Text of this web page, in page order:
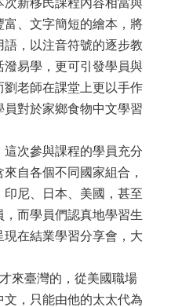
新移民課程內容相當與
、文字簡短的繪本，將
，以注音符號的逐步教
易學，更可引發學員與
老師在課堂上更以手作
對於家鄉食物中文學習
次參與課程的學員充分
自各個不同國家組合，
尼、日本、美國，甚至
而學員們認真地學習生
在結業學習分享會，大
來臺灣的，從美國職場
，只能由他的太太代為